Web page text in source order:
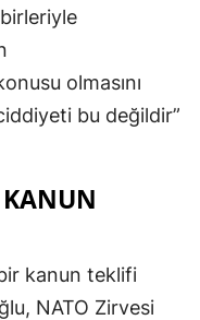
olmasını
bu değildir”
kanun teklifi
NATO Zirvesi